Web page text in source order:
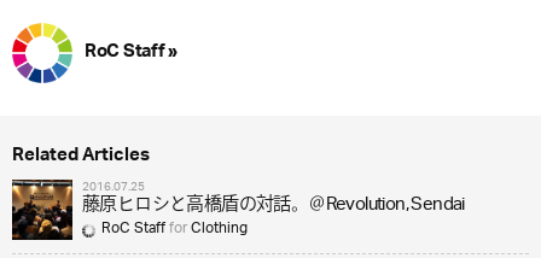
RoC Staff »
Related Articles
2016.07.25
藤原ヒロシと高橋盾の対話。＠Revolution, Sendai
RoC StaffforClothing